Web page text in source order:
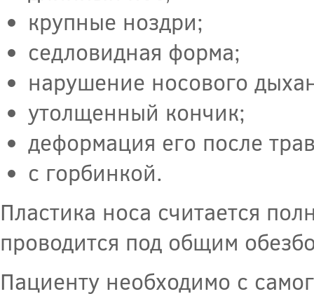
крупные ноздри;
седловидная форма;
нарушение носового
утолщенный кончик;
деформация его после
с горбинкой.
Пластика носа считается
проводится под общим
Пациенту необходимо с